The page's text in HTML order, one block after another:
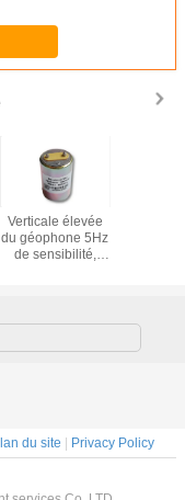
Verticale élevée
du géophone 5Hz
de sensibilité,
hertz
du site
Privacy Policy